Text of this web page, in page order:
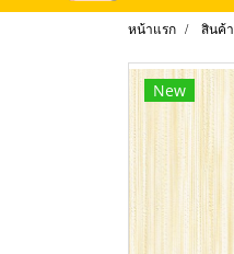
หน้าแรก สินค้
New